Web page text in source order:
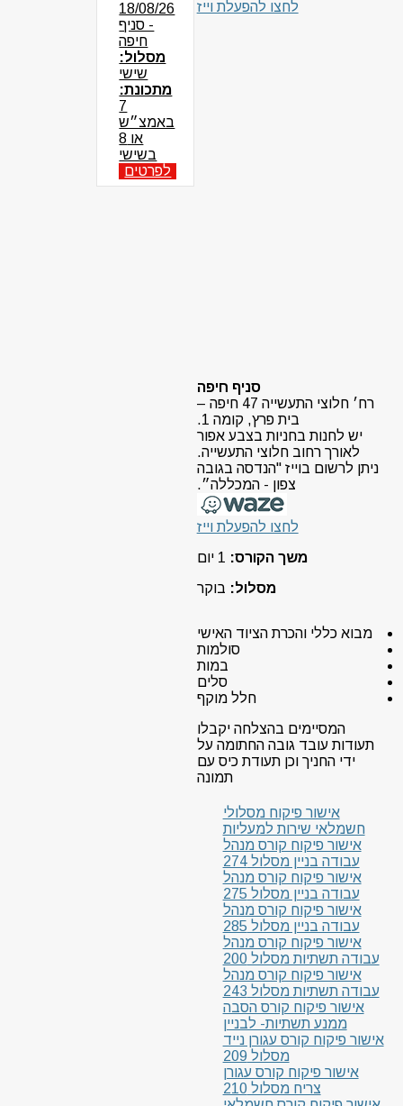
לחצו להפעלת וייז
סניף חיפה
רח׳ חלוצי התעשייה 47 חיפה –
בית פרץ, קומה 1.
יש לחנות בחניות בצבע אפור
לאורך רחוב חלוצי התעשייה.
ניתן לרשום בוייז "הנדסה בגובה
צפון - המכללה״.
לחצו להפעלת וייז
משך הקורס:
מסלול: בוקר
מבוא כללי והכרת הציוד האישי
סולמות
במות
סלים
חלל מוקף
המסיימים בהצלחה יקבלו
תעודות עובד גובה החתומה על
ידי החניך וכן תעודת כיס עם
תמונה
אישור פיקוח מסלולי
חשמלאי שירות למעליות
אישור פיקוח קורס מנהל
עבודה בניין מסלול 274
אישור פיקוח קורס מנהל
עבודה בניין מסלול 275
אישור פיקוח קורס מנהל
עבודה בניין מסלול 285
אישור פיקוח קורס מנהל
עבודה תשתיות מסלול 200
אישור פיקוח קורס מנהל
עבודה תשתיות מסלול 243
אישור פיקוח קורס הסבה
ממנע תשתיות- לבניין
אישור פיקוח קורס עגורן נייד
מסלול 209
אישור פיקוח קורס עגורן
צריח מסלול 210
18/08/26
- סניף
חיפה
מסלול:
שישי
מתכונת:
7
באמצ״ש
או 8
בשישי
לפרטים